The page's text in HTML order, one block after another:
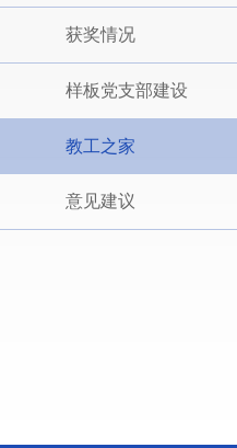
获奖情况
样板党支部建设
教工之家
意见建议